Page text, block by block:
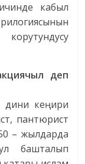
кабыл
деп
дини кеңири
пантюрист
– жылдарда
башталып